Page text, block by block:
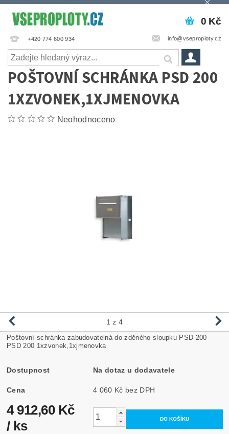
+420 774 600 934 info@vseproploty.cz
0 Kč
POŠTOVNÍ SCHRÁNKA PSD 200
1XZVONEK,1XJMENOVKA
Neohodnoceno
1 z 4
Poštovní schránka zabudovatelná do zděného sloupku PSD 200
PSD 200 1xzvonek,1xjmenovka
Dostupnost Na dotaz u dodavatele
Cena 4 060 Kč bez DPH
4 912,60 Kč
/ ks